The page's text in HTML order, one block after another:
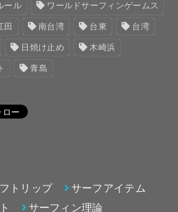
ール ワールドサーフィンゲームス
田 南台湾 台東 台湾
日焼け止め 木崎浜
青島
トリップ
サーフアイテム
サーフィン理論